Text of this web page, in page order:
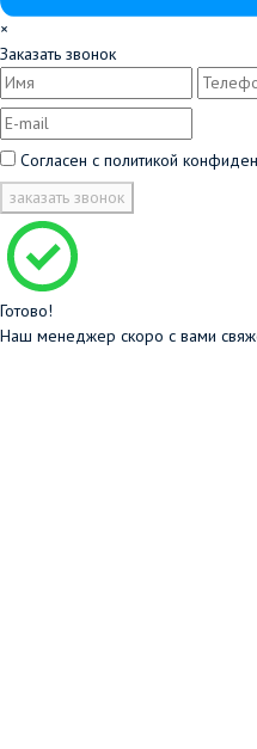
×
Заказать звонок
Согласен с политикой
заказать звонок
Готово!
Наш менеджер скоро с вами